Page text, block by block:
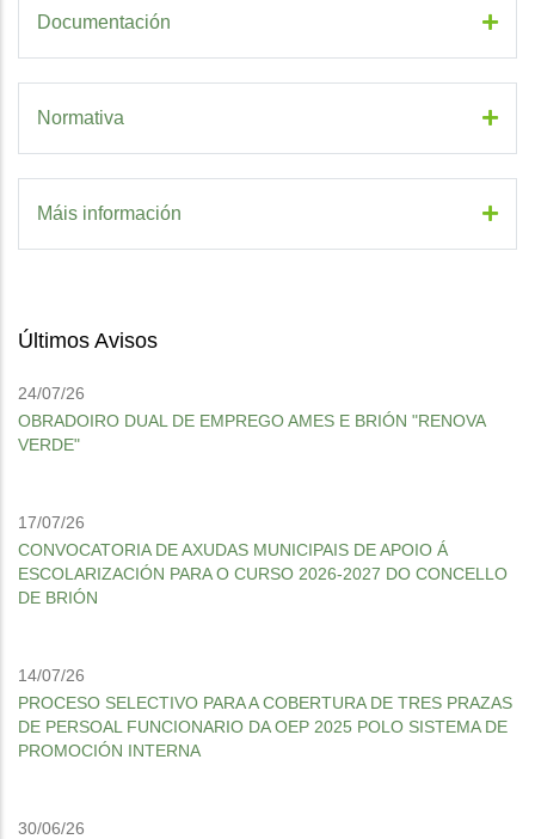
Documentación
Normativa
Máis información
Últimos Avisos
24/07/26
OBRADOIRO DUAL DE EMPREGO AMES E BRIÓN "RENOVA
VERDE"
17/07/26
CONVOCATORIA DE AXUDAS MUNICIPAIS DE APOIO Á
ESCOLARIZACIÓN PARA O CURSO 2026-2027 DO CONCELLO
DE BRIÓN
14/07/26
PROCESO SELECTIVO PARA A COBERTURA DE TRES PRAZAS
DE PERSOAL FUNCIONARIO DA OEP 2025 POLO SISTEMA DE
PROMOCIÓN INTERNA
30/06/26